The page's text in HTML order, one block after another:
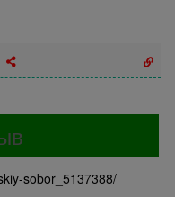
sobor_5137388/